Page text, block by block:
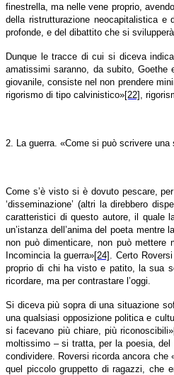
finestrella, ma nelle vene proprio,
della ristrutturazione neocapitalistica
profonde, e del dibattito che si
Dunque le tracce di cui si diceva
amatissimi saranno, da subito,
giovanile, consiste nel non prendere
rigorismo di tipo calvinistico»[22] ,
2. La guerra. «Come si può scrivere
Come s’è visto si è dovuto pescare,
‘disseminazione’ (altri la direbbero
caratteristici di questo autore, il quale
un’istanza dell’anima del poeta
non può dimenticare, non può mettere
Incomincia la guerra»[24]
. Certo
proprio di chi ha visto e patito, la sua
ricordare, ma per contrastare l’oggi.
Si diceva più sopra di una situazione
una qualsiasi opposizione politica e
si facevano più chiare, più riconoscibili»
moltissimo – si tratta, per la poesia, del
condividere. Roversi ricorda ancora
quel piccolo gruppetto di ragazzi, che